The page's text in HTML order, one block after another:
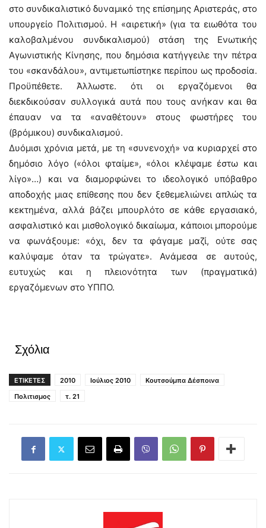
στο συνδικαλιστικό δυναμικό της επίσημης Αριστεράς, στο
υπουργείο Πολιτισμού. Η «αιρετική» (για τα ειωθότα του
καλοβαλμένου συνδικαλισμού) στάση της Ενωτικής
Αγωνιστικής Κίνησης, που δημόσια κατήγγειλε την πέτρα
του «σκανδάλου», αντιμετωπίστηκε περίπου ως προδοσία.
Προϋπέθετε. Άλλωστε. ότι οι εργαζόμενοι θα
διεκδικούσαν συλλογικά αυτά που τους ανήκαν και θα
έπαυαν να τα «αναθέτουν» στους φωστήρες του
(βρόμικου) συνδικαλισμού.
Δυόμισι χρόνια μετά, με τη «συνενοχή» να κυριαρχεί στο
δημόσιο λόγο («όλοι φταίμε», «όλοι κλέψαμε έστω και
λίγο»…) και να διαμορφώνει το ιδεολογικό υπόβαθρο
αποδοχής μιας επίθεσης που δεν ξεθεμελιώνει απλώς τα
κεκτημένα, αλλά βάζει μπουρλότο σε κάθε εργασιακό,
ασφαλιστικό και μισθολογικό δικαίωμα, κάποιοι μπορούμε
να φωνάξουμε: «όχι, δεν τα φάγαμε μαζί, ούτε σας
καλύψαμε όταν τα τρώγατε». Ανάμεσα σε αυτούς,
ευτυχώς και η πλειονότητα των (πραγματικά)
εργαζόμενων στο ΥΠΠΟ.
Σχόλια
ΕΤΙΚΕΤΕΣ 2010 Ιούλιος 2010
Κουτσούμπα Δέσποινα
Πολιτισμος
τ. 21